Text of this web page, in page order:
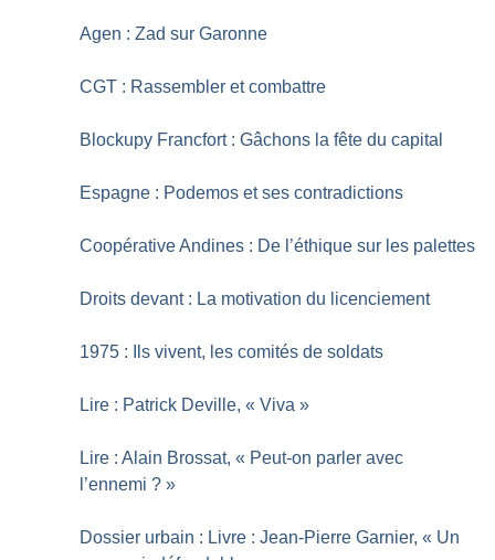
Agen : Zad sur Garonne
CGT : Rassembler et combattre
Blockupy Francfort : Gâchons la fête du capital
Espagne : Podemos et ses contradictions
Coopérative Andines : De l’éthique sur les palettes
Droits devant : La motivation du licenciement
1975 : Ils vivent, les comités de soldats
Lire : Patrick Deville, « Viva »
Lire : Alain Brossat, « Peut-on parler avec
l’ennemi ? »
Dossier urbain : Livre : Jean-Pierre Garnier, « Un